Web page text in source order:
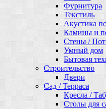
Фурнитура
Текстиль
Акустика
Камины и
Стены /
Умный дом
Бытовая
Строительство
Двери
Сад / Терраса
Кресла /
Столы для